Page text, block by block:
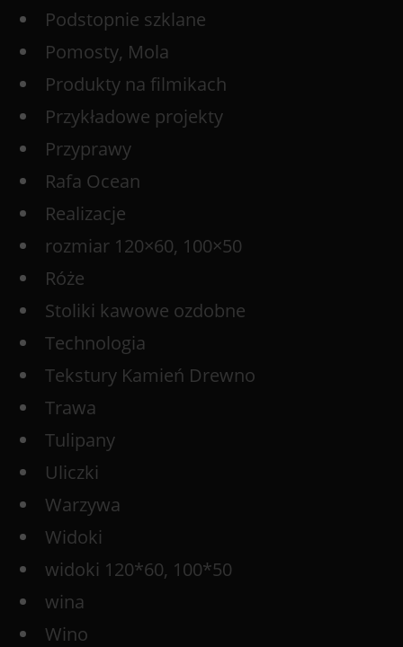
Podstopnie szklane
Pomosty, Mola
Produkty na filmikach
Przykładowe projekty
Przyprawy
Rafa Ocean
Realizacje
rozmiar 120×60, 100×50
Róże
Stoliki kawowe ozdobne
Technologia
Tekstury Kamień Drewno
Trawa
Tulipany
Uliczki
Warzywa
Widoki
widoki 120*60, 100*50
wina
Wino